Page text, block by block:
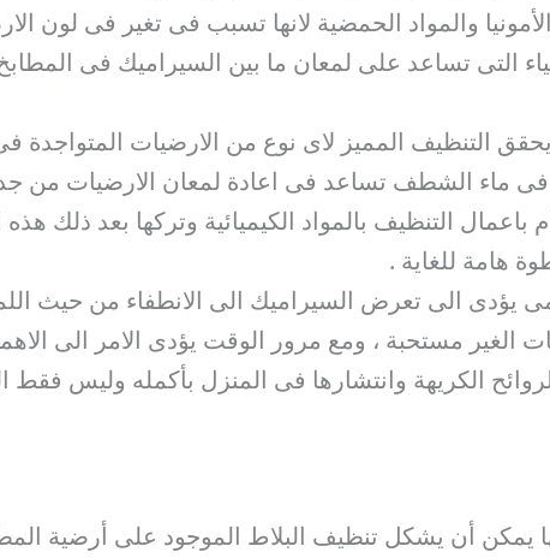
والمواد الحمضية لانها تسبب فى تغير فى لون
التى تساعد على لمعان ما بين السيراميك فى
التنظيف المميز لاى نوع من الارضيات
ماء الشطف تساعد فى اعادة لمعان الارضيات من
التنظيف بالمواد الكيميائية وتركها بعد ذلك
هامة للغاية .
يؤدى الى تعرض السيراميك الى الانطفاء من حيث
الغير مستحبة ، ومع مرور الوقت يؤدى الامر الى
الكريهة وانتشارها فى المنزل بأكمله وليس فقط
يمكن أن يشكل تنظيف البلاط الموجود على أرضية